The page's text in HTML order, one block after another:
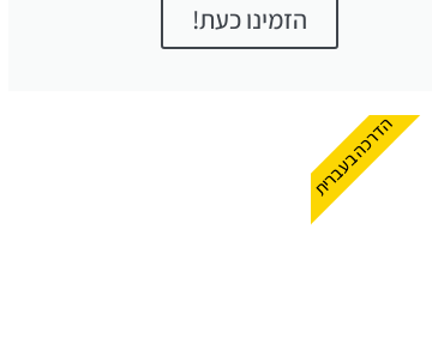
הזמינו כעת!
הדרכה בעברית